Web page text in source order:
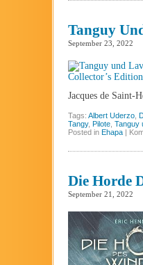
Tanguy
September 23, 2022
Jacques de Saint-
Tags: Albert Uderzo
Tangy, Pilote Tanguy
Posted in Ehapa |
Die Horde
September 21, 2022